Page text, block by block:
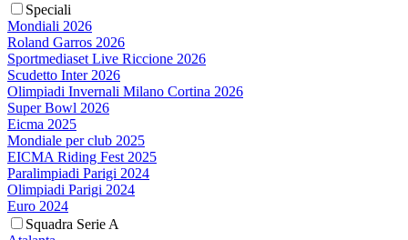
Speciali
Mondiali 2026
Roland Garros 2026
Sportmediaset Live Riccione 2026
Scudetto Inter 2026
Olimpiadi Invernali Milano Cortina 2026
Super Bowl 2026
Eicma 2025
Mondiale per club 2025
EICMA Riding Fest 2025
Paralimpiadi Parigi 2024
Olimpiadi Parigi 2024
Euro 2024
Squadra Serie A